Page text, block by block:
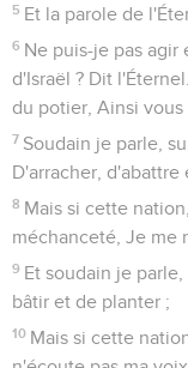
5 Et la parole de
6 Ne puis-je pas agir
d'Israël ? Dit
du potier, Ainsi vous
7 Soudain je parle,
D'arracher, d'abattre
8 Mais si cette
méchanceté, Je me
9 Et soudain je
bâtir et de planter ;
10 Mais si cette